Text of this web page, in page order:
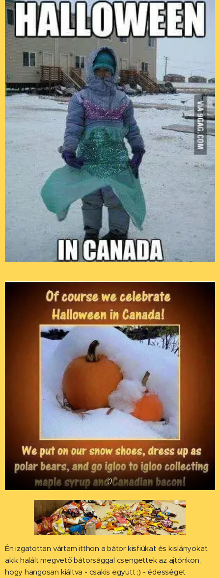
;)
Én izgatottan vártam itthon a bátor kisfiúkat és kislányokat,
akik halált megvető bátorsággal csengettek az ajtónkon,
hogy hangosan kiáltva - csakis együtt ;) - édességet